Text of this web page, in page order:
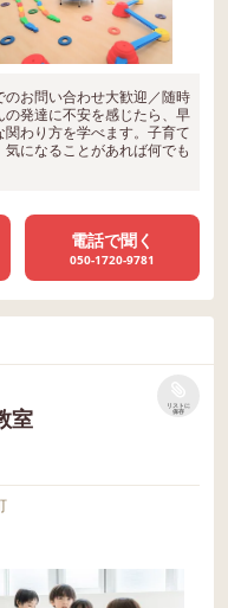
お問い合わせ大歓迎／随時
発達に不安を感じたら、早
わり方を学べます。子育て
になることがあれば何でも
電話で聞く
050-1720-9781
室
リストに
保存